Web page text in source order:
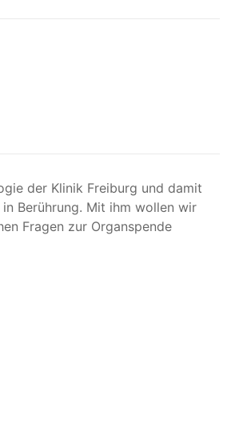
der Klinik Freiburg und damit
Berührung. Mit ihm wollen wir
Fragen zur Organspende